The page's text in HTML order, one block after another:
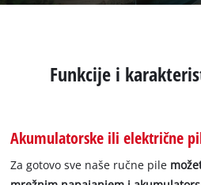
Funkcije i
Akumulatorske ili električne
Za gotovo sve naše ručne pile